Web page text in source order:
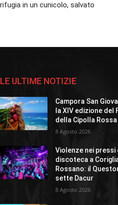
rifugia in un cunicolo, salvato
LE ULTIME NOTIZIE
Campora San
la XIV edizione del
della Cipolla
8 Agosto 2026
Violenze nei pressi
discoteca a
Rossano: il
sette Dacur
8 Agosto 2026